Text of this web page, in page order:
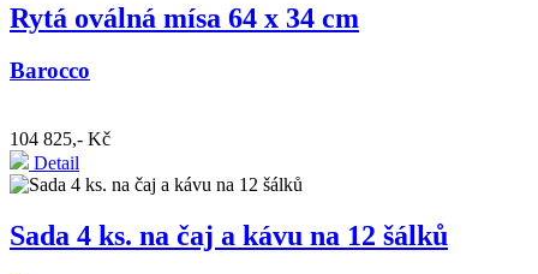
Rytá oválná mísa 64 x 34 cm
Barocco
104 825,- Kč
Detail
Sada 4 ks. na čaj a kávu na 12 šálků